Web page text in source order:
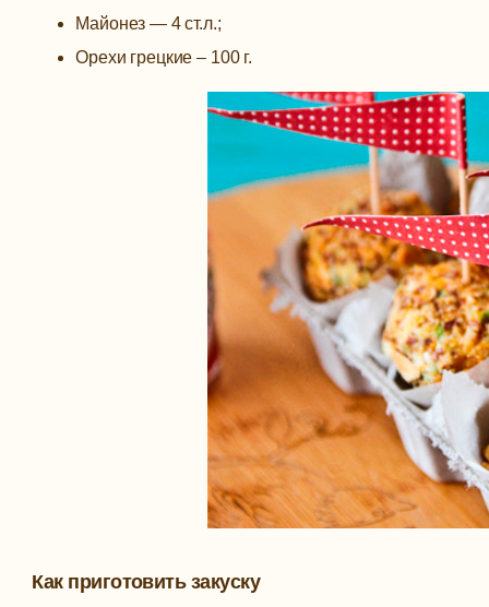
Майонез — 4 ст.л.;
Орехи грецкие – 100 г.
Как приготовить закуску